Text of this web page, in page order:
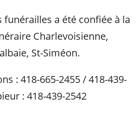
funérailles a été confiée à la
Charlevoisienne,
St-Siméon.
: 418-665-2455 / 418-439-
: 418-439-2542